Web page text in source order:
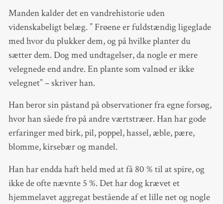
Manden kalder det en vandrehistorie uden
videnskabeligt belæg. ” Frøene er fuldstændig ligeglade
med hvor du plukker dem, og på hvilke planter du
sætter dem. Dog med undtagelser, da nogle er mere
velegnede end andre. En plante som valnød er ikke
velegnet” – skriver han.
Han beror sin påstand på observationer fra egne forsøg,
hvor han såede frø på andre værtstræer. Han har gode
erfaringer med birk, pil, poppel, hassel, æble, pære,
blomme, kirsebær og mandel.
Han har endda haft held med at få 80 % til at spire, og
ikke de ofte nævnte 5 %. Det har dog krævet et
hjemmelavet aggregat bestående af et lille net og nogle